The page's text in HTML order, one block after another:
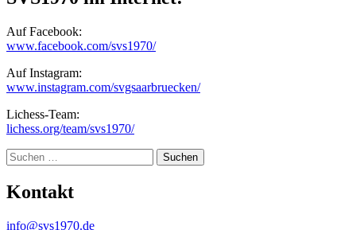
Auf Facebook:
www.facebook.com/svs1970/
Auf Instagram:
www.instagram.com/svgsaarbruecken/
Lichess-Team:
lichess.org/team/svs1970/
Suche
Kontakt
info@svs1970.de